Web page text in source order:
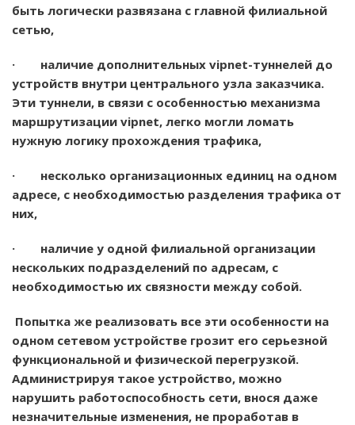
быть логически развязана с главной филиальной
сетью,
· наличие дополнительных vipnet-туннелей до
устройств внутри центрального узла заказчика.
Эти туннели, в связи с особенностью механизма
маршрутизации vipnet, легко могли ломать
нужную логику прохождения трафика,
· несколько организационных единиц на одном
адресе, с необходимостью разделения трафика от
них,
· наличие у одной филиальной организации
нескольких подразделений по адресам, с
необходимостью их связности между собой.
Попытка же реализовать все эти особенности на
одном сетевом устройстве грозит его серьезной
функциональной и физической перегрузкой.
Администрируя такое устройство, можно
нарушить работоспособность сети, внося даже
незначительные изменения, не проработав в